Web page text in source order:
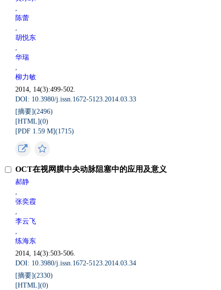
,
陈蕾
,
胡悦东
,
华瑞
,
柳力敏
2014, 14(3):499-502.
DOI: 10.3980/j.issn.1672-5123.2014.03.33
[摘要](2496)
[HTML](0)
[PDF 1.59 M](1715)
OCT在视网膜中央动脉阻塞中的应用及意义
郝静
,
张奕霞
,
李云飞
,
练海东
2014, 14(3):503-506.
DOI: 10.3980/j.issn.1672-5123.2014.03.34
[摘要](2330)
[HTML](0)